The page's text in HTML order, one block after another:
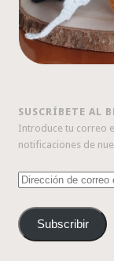
SUSCRÍBETE AL
Introduce tu correo
notificaciones de
Dirección
correo
electrónico
Subscribir